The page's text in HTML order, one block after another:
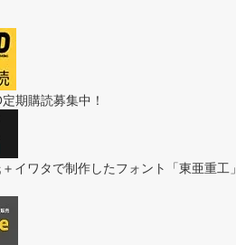
期購読募集中！
イワタで制作したフォント「東亜重工」